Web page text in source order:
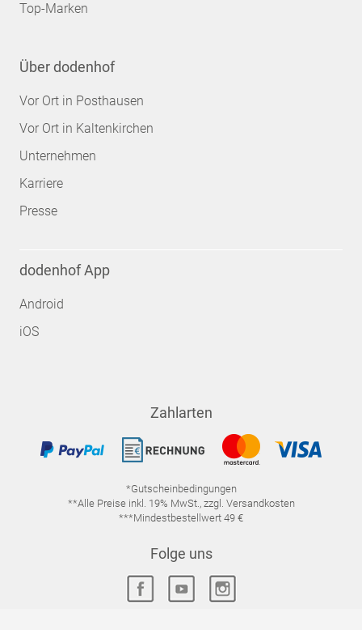
Top-Marken
Über dodenhof
Vor Ort in Posthausen
Vor Ort in Kaltenkirchen
Unternehmen
Karriere
Presse
dodenhof App
Android
iOS
Zahlarten
*Gutscheinbedingungen
**Alle Preise inkl. 19% MwSt., zzgl. Versandkosten
***Mindestbestellwert 49 €
Folge uns